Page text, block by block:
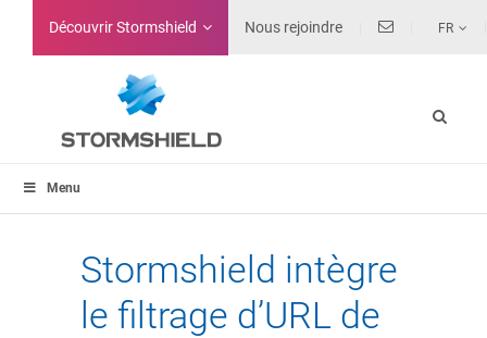
Découvrir Stormshield Nous rejoindre FR
Menu
Stormshield intègre
le filtrage d’URL de